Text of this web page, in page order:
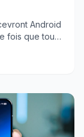
Android
fois que tous